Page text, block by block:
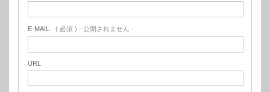
E-MAIL ( 必須 ) - 公開されません -
URL